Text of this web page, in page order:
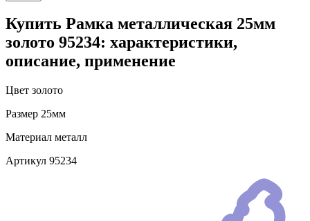
Купить Рамка металлическая 25мм
золото 95234: характеристики,
описание, применение
Цвет золото
Размер 25мм
Материал металл
Артикул 95234